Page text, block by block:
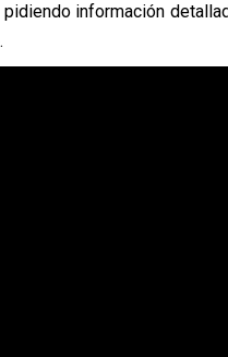
información